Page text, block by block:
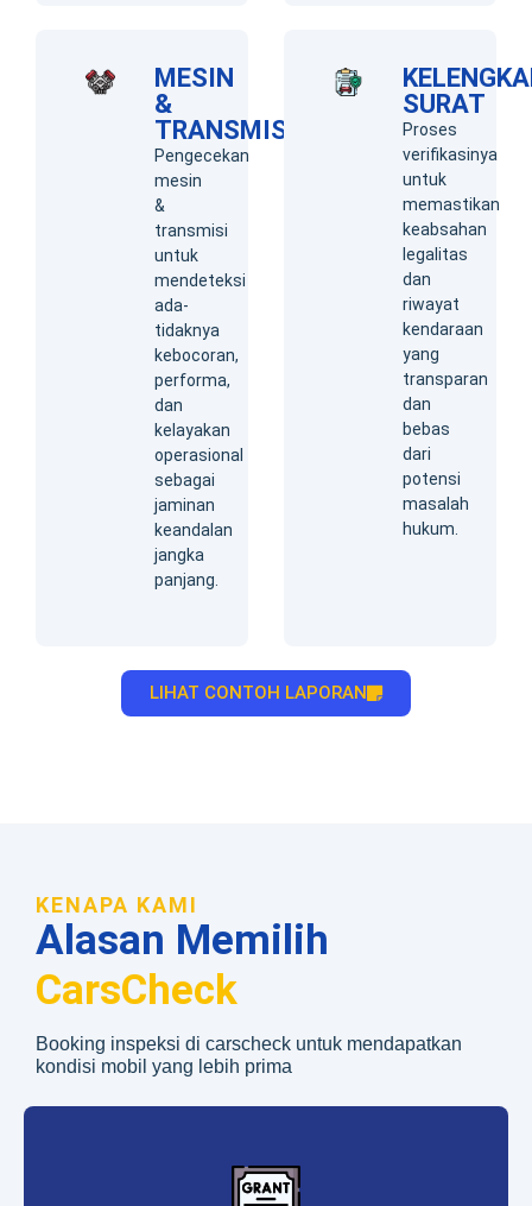
MESIN
&
TRANSMISI
Pengecekan
mesin
&
transmisi
untuk
mendeteksi
ada-
tidaknya
kebocoran,
performa,
dan
kelayakan
operasional
sebagai
jaminan
keandalan
jangka
panjang.
SURAT
Proses
verifikasinya
untuk
memastikan
keabsahan
legalitas
dan
riwayat
kendaraan
yang
transparan
dan
bebas
dari
potensi
masalah
hukum.
LIHAT CONTOH LAPORAN
KENAPA KAMI
Alasan Memilih
CarsCheck
Booking inspeksi di carscheck untuk mendapatkan
kondisi mobil yang lebih prima